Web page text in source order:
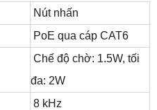
Nút nhấn
PoE qua cáp CAT6
Chế độ chờ: 1.5W, tối
đa: 2W
8 kHz